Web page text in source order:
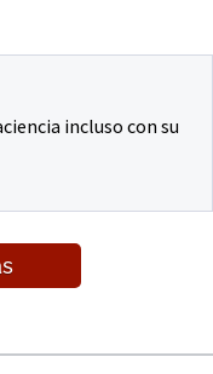
incluso con su